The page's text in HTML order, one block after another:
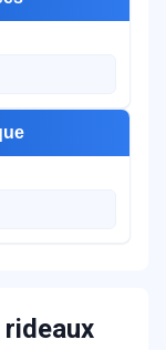
rideaux